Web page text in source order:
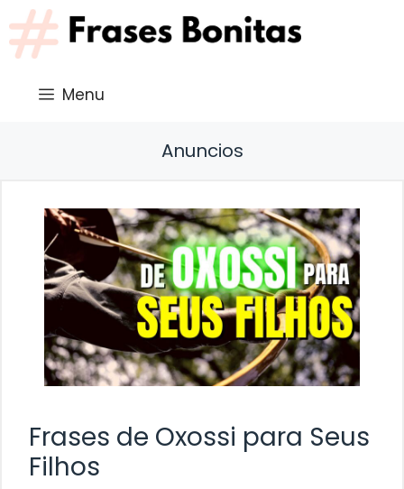
Saltar
al
contenido
Menu
Anuncios
Frases de Oxossi para Seus
Filhos